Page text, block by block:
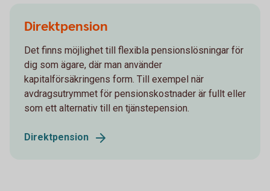
Direktpension
Det finns möjlighet till flexibla pensionslösningar för
dig som ägare, där man använder
kapitalförsäkringens form. Till exempel när
avdragsutrymmet för pensionskostnader är fullt eller
som ett alternativ till en tjänstepension.
Direktpension